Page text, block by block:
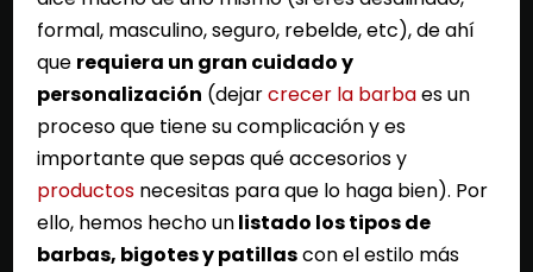
formal, masculino, seguro, rebelde, etc), de ahí
que requiera un gran cuidado y
personalización (dejarcrecer la barbaes un
proceso que tiene su complicación y es
importante que sepas qué accesorios y
productos necesitas para que lo haga bien). Por
ello, hemos hecho unlistado los tipos de
barbas, bigotes y patillascon el estilo más